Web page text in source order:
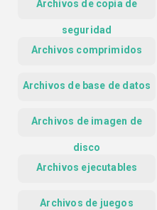
Archivos de copia de
seguridad
Archivos comprimidos
Archivos de base de datos
Archivos de imagen de
disco
Archivos ejecutables
Archivos de juegos